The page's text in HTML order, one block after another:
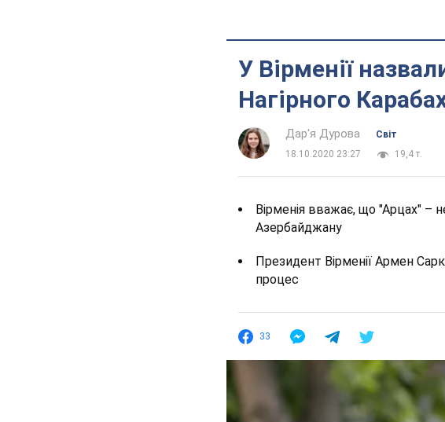
У Вірменії
Нагірного
Дар'я Дурова
Світ
18.10.2020 23:27
19,4 т.
Вірменія вважає, що "Арцах" –
Азербайджану
Президент Вірменії Армен
процес
33